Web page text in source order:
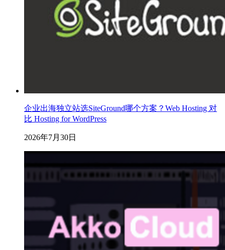
企业出海独立站选SiteGround哪个方案？Web Hosting 对
比 Hosting for WordPress
2026年7月30日